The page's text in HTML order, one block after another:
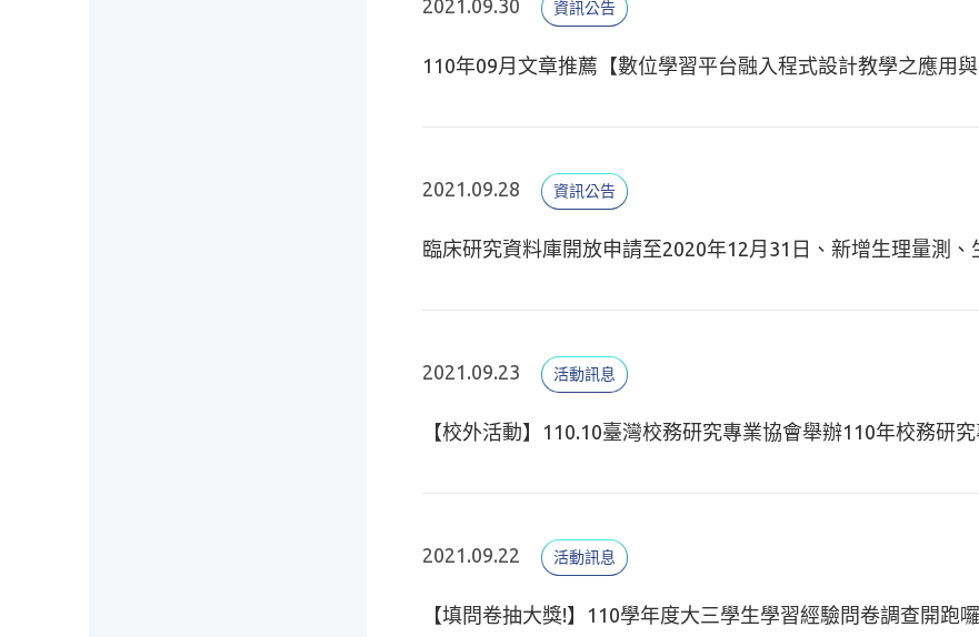
2021.09.30 資訊公告
110年09月文章推薦【數位學習平台融入程式設計教學之應用與
2021.09.28 資訊公告
臨床研究資料庫開放申請至2020年12月31日、新增生理量測、
2021.09.23 活動訊息
【校外活動】110.10臺灣校務研究專業協會舉辦110年校務研
2021.09.22 活動訊息
【填問卷抽大獎!】110學年度大三學生學習經驗問卷調查開跑